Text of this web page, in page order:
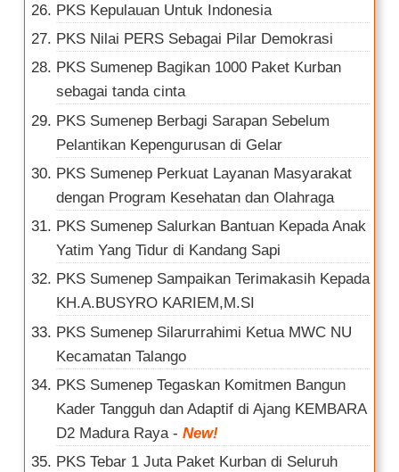
PKS Kepulauan Untuk Indonesia
PKS Nilai PERS Sebagai Pilar Demokrasi
PKS Sumenep Bagikan 1000 Paket Kurban
sebagai tanda cinta
PKS Sumenep Berbagi Sarapan Sebelum
Pelantikan Kepengurusan di Gelar
PKS Sumenep Perkuat Layanan Masyarakat
dengan Program Kesehatan dan Olahraga
PKS Sumenep Salurkan Bantuan Kepada Anak
Yatim Yang Tidur di Kandang Sapi
PKS Sumenep Sampaikan Terimakasih Kepada
KH.A.BUSYRO KARIEM,M.SI
PKS Sumenep Silarurrahimi Ketua MWC NU
Kecamatan Talango
PKS Sumenep Tegaskan Komitmen Bangun
Kader Tangguh dan Adaptif di Ajang KEMBARA
D2 Madura Raya- New!
PKS Tebar 1 Juta Paket Kurban di Seluruh